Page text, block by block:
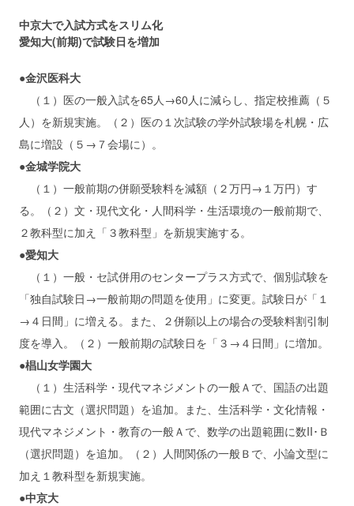
中京大で入試方式をスリム化
愛知大(前期)で試験日を増加
●金沢医科大
（１）医の一般入試を65人→60人に減らし、指定校推薦（５
人）を新規実施。（２）医の１次試験の学外試験場を札幌・広
島に増設（５→７会場に）。
●金城学院大
（１）一般前期の併願受験料を減額（２万円→１万円）す
る。（２）文・現代文化・人間科学・生活環境の一般前期で、
２教科型に加え「３教科型」を新規実施する。
●愛知大
（１）一般・セ試併用のセンタープラス方式で、個別試験を
「独自試験日→一般前期の問題を使用」に変更。試験日が「１
→４日間」に増える。また、２併願以上の場合の受験料割引制
度を導入。（２）一般前期の試験日を「３→４日間」に増加。
●椙山女学園大
（１）生活科学・現代マネジメントの一般Ａで、国語の出題
範囲に古文（選択問題）を追加。また、生活科学・文化情報・
現代マネジメント・教育の一般Ａで、数学の出題範囲に数II･Ｂ
（選択問題）を追加。（２）人間関係の一般Ｂで、小論文型に
加え１教科型を新規実施。
●中京大